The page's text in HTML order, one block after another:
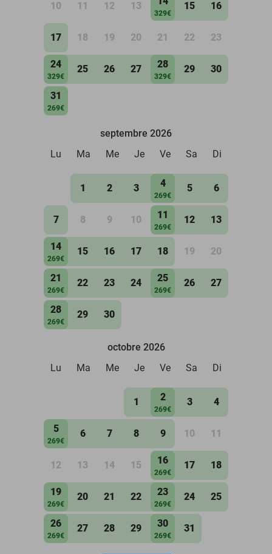
10 11 12 13
329€
15 16
17 18 19 20 21 22 23
24
329€
25 26 27 28
329€
29 30
31
269€
septembre 2026
Lu
Ma Me Je Ve Sa Di
1 2 3 4
269€
5 6
7 8 9 10 11
269€
12 13
14
269€
15 16 17 18 19 20
21
269€
22 23 24 25
269€
26 27
28
269€
29 30
octobre 2026
Lu
Ma Me Je Ve Sa Di
1 2
269€
3 4
5
269€
6 7 8 9 10 11
12 13 14 15 16
269€
17 18
19
269€
20 21 22 23
269€
24 25
26
269€
27 28 29 30
269€
31